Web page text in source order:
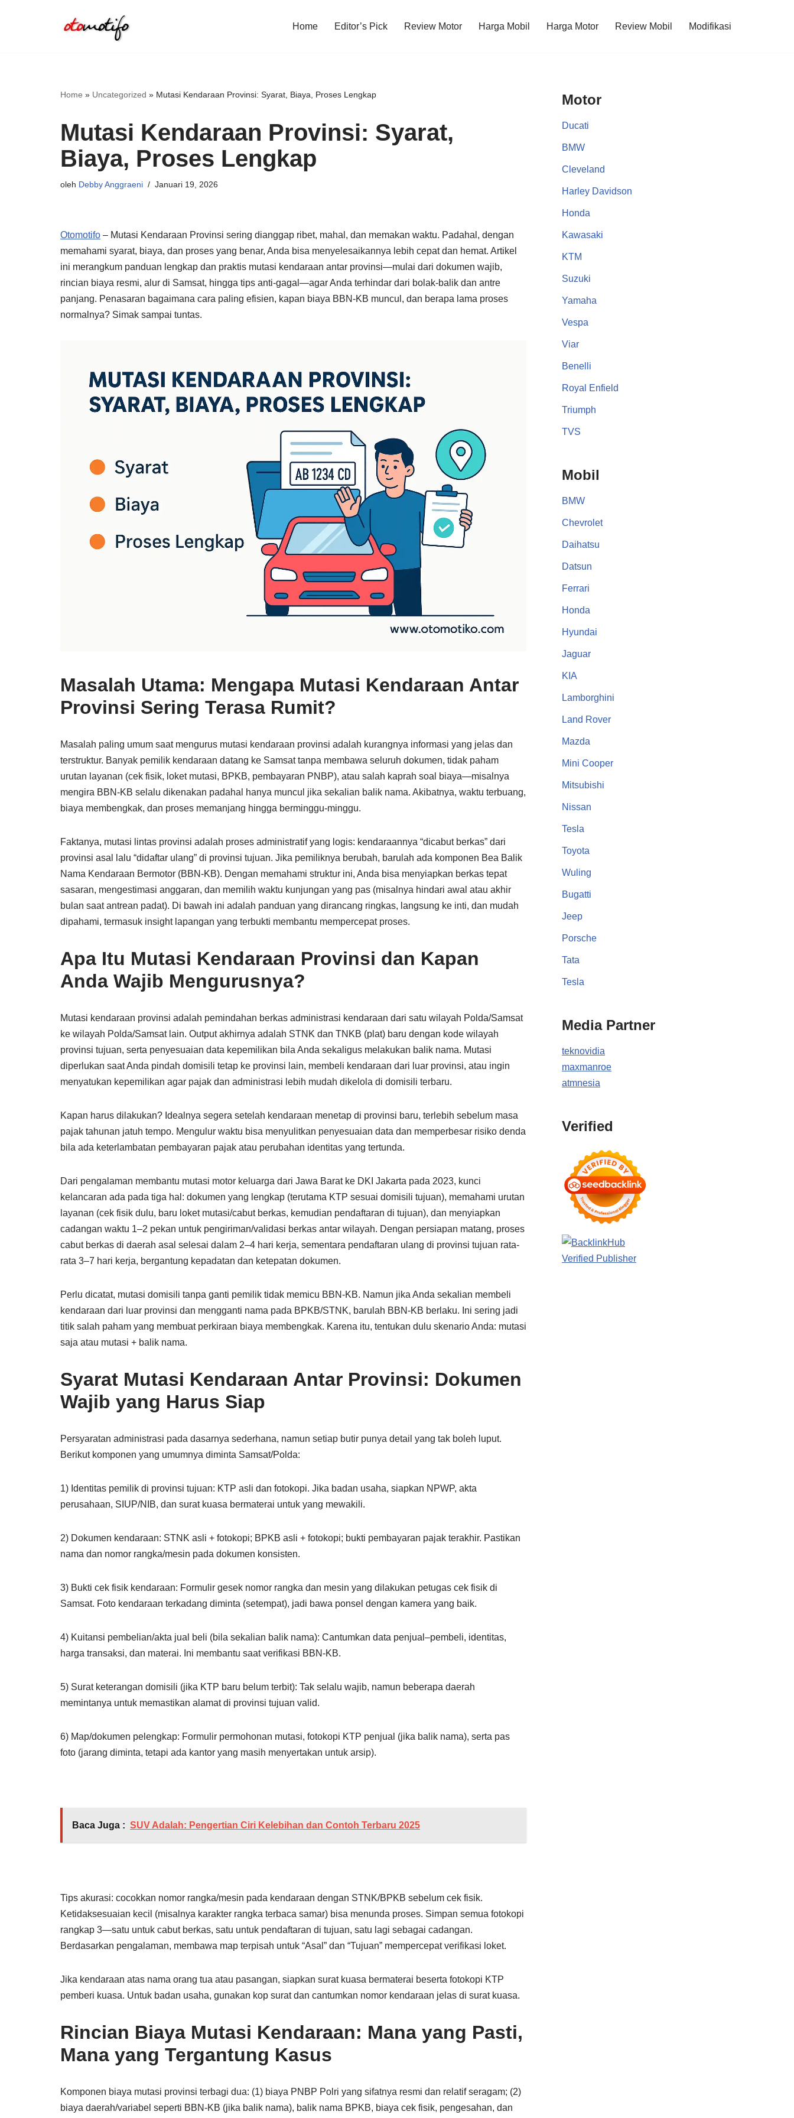
Home Editor’s Pick Review Motor Harga Mobil Harga Motor Review Mobil Modifikasi
Home » Uncategorized » Mutasi Kendaraan Provinsi: Syarat, Biaya, Proses Lengkap
Mutasi Kendaraan Provinsi: Syarat,
Biaya, Proses Lengkap
oleh Debby Anggraeni Januari 19, 2026
Otomotifo – Mutasi Kendaraan Provinsi sering dianggap ribet, mahal, dan memakan waktu. Padahal, dengan
memahami syarat, biaya, dan proses yang benar, Anda bisa menyelesaikannya lebih cepat dan hemat. Artikel
ini merangkum panduan lengkap dan praktis mutasi kendaraan antar provinsi—mulai dari dokumen wajib,
rincian biaya resmi, alur di Samsat, hingga tips anti-gagal—agar Anda terhindar dari bolak-balik dan antre
panjang. Penasaran bagaimana cara paling efisien, kapan biaya BBN-KB muncul, dan berapa lama proses
normalnya? Simak sampai tuntas.
Masalah Utama: Mengapa Mutasi Kendaraan Antar
Provinsi Sering Terasa Rumit?
Masalah paling umum saat mengurus mutasi kendaraan provinsi adalah kurangnya informasi yang jelas dan
terstruktur. Banyak pemilik kendaraan datang ke Samsat tanpa membawa seluruh dokumen, tidak paham
urutan layanan (cek fisik, loket mutasi, BPKB, pembayaran PNBP), atau salah kaprah soal biaya—misalnya
mengira BBN-KB selalu dikenakan padahal hanya muncul jika sekalian balik nama. Akibatnya, waktu terbuang,
biaya membengkak, dan proses memanjang hingga berminggu-minggu.
Faktanya, mutasi lintas provinsi adalah proses administratif yang logis: kendaraannya “dicabut berkas” dari
provinsi asal lalu “didaftar ulang” di provinsi tujuan. Jika pemiliknya berubah, barulah ada komponen Bea Balik
Nama Kendaraan Bermotor (BBN-KB). Dengan memahami struktur ini, Anda bisa menyiapkan berkas tepat
sasaran, mengestimasi anggaran, dan memilih waktu kunjungan yang pas (misalnya hindari awal atau akhir
bulan saat antrean padat). Di bawah ini adalah panduan yang dirancang ringkas, langsung ke inti, dan mudah
dipahami, termasuk insight lapangan yang terbukti membantu mempercepat proses.
Apa Itu Mutasi Kendaraan Provinsi dan Kapan
Anda Wajib Mengurusnya?
Mutasi kendaraan provinsi adalah pemindahan berkas administrasi kendaraan dari satu wilayah Polda/Samsat
ke wilayah Polda/Samsat lain. Output akhirnya adalah STNK dan TNKB (plat) baru dengan kode wilayah
provinsi tujuan, serta penyesuaian data kepemilikan bila Anda sekaligus melakukan balik nama. Mutasi
diperlukan saat Anda pindah domisili tetap ke provinsi lain, membeli kendaraan dari luar provinsi, atau ingin
menyatukan kepemilikan agar pajak dan administrasi lebih mudah dikelola di domisili terbaru.
Kapan harus dilakukan? Idealnya segera setelah kendaraan menetap di provinsi baru, terlebih sebelum masa
pajak tahunan jatuh tempo. Mengulur waktu bisa menyulitkan penyesuaian data dan memperbesar risiko denda
bila ada keterlambatan pembayaran pajak atau perubahan identitas yang tertunda.
Dari pengalaman membantu mutasi motor keluarga dari Jawa Barat ke DKI Jakarta pada 2023, kunci
kelancaran ada pada tiga hal: dokumen yang lengkap (terutama KTP sesuai domisili tujuan), memahami urutan
layanan (cek fisik dulu, baru loket mutasi/cabut berkas, kemudian pendaftaran di tujuan), dan menyiapkan
cadangan waktu 1–2 pekan untuk pengiriman/validasi berkas antar wilayah. Dengan persiapan matang, proses
cabut berkas di daerah asal selesai dalam 2–4 hari kerja, sementara pendaftaran ulang di provinsi tujuan rata-
rata 3–7 hari kerja, bergantung kepadatan dan ketepatan dokumen.
Perlu dicatat, mutasi domisili tanpa ganti pemilik tidak memicu BBN-KB. Namun jika Anda sekalian membeli
kendaraan dari luar provinsi dan mengganti nama pada BPKB/STNK, barulah BBN-KB berlaku. Ini sering jadi
titik salah paham yang membuat perkiraan biaya membengkak. Karena itu, tentukan dulu skenario Anda: mutasi
saja atau mutasi + balik nama.
Syarat Mutasi Kendaraan Antar Provinsi: Dokumen
Wajib yang Harus Siap
Persyaratan administrasi pada dasarnya sederhana, namun setiap butir punya detail yang tak boleh luput.
Berikut komponen yang umumnya diminta Samsat/Polda:
1) Identitas pemilik di provinsi tujuan: KTP asli dan fotokopi. Jika badan usaha, siapkan NPWP, akta
perusahaan, SIUP/NIB, dan surat kuasa bermaterai untuk yang mewakili.
2) Dokumen kendaraan: STNK asli + fotokopi; BPKB asli + fotokopi; bukti pembayaran pajak terakhir. Pastikan
nama dan nomor rangka/mesin pada dokumen konsisten.
3) Bukti cek fisik kendaraan: Formulir gesek nomor rangka dan mesin yang dilakukan petugas cek fisik di
Samsat. Foto kendaraan terkadang diminta (setempat), jadi bawa ponsel dengan kamera yang baik.
4) Kuitansi pembelian/akta jual beli (bila sekalian balik nama): Cantumkan data penjual–pembeli, identitas,
harga transaksi, dan materai. Ini membantu saat verifikasi BBN-KB.
5) Surat keterangan domisili (jika KTP baru belum terbit): Tak selalu wajib, namun beberapa daerah
memintanya untuk memastikan alamat di provinsi tujuan valid.
6) Map/dokumen pelengkap: Formulir permohonan mutasi, fotokopi KTP penjual (jika balik nama), serta pas
foto (jarang diminta, tetapi ada kantor yang masih menyertakan untuk arsip).
Baca Juga : SUV Adalah: Pengertian Ciri Kelebihan dan Contoh Terbaru 2025
Tips akurasi: cocokkan nomor rangka/mesin pada kendaraan dengan STNK/BPKB sebelum cek fisik.
Ketidaksesuaian kecil (misalnya karakter rangka terbaca samar) bisa menunda proses. Simpan semua fotokopi
rangkap 3—satu untuk cabut berkas, satu untuk pendaftaran di tujuan, satu lagi sebagai cadangan.
Berdasarkan pengalaman, membawa map terpisah untuk “Asal” dan “Tujuan” mempercepat verifikasi loket.
Jika kendaraan atas nama orang tua atau pasangan, siapkan surat kuasa bermaterai beserta fotokopi KTP
pemberi kuasa. Untuk badan usaha, gunakan kop surat dan cantumkan nomor kendaraan jelas di surat kuasa.
Rincian Biaya Mutasi Kendaraan: Mana yang Pasti,
Mana yang Tergantung Kasus
Komponen biaya mutasi provinsi terbagi dua: (1) biaya PNBP Polri yang sifatnya resmi dan relatif seragam; (2)
biaya daerah/variabel seperti BBN-KB (jika balik nama), balik nama BPKB, biaya cek fisik, pengesahan, dan
Motor
Ducati
BMW
Cleveland
Harley Davidson
Honda
Kawasaki
KTM
Suzuki
Yamaha
Vespa
Viar
Benelli
Royal Enfield
Triumph
TVS
Mobil
BMW
Chevrolet
Daihatsu
Datsun
Ferrari
Honda
Hyundai
Jaguar
KIA
Lamborghini
Land Rover
Mazda
Mini Cooper
Mitsubishi
Nissan
Tesla
Toyota
Wuling
Bugatti
Jeep
Porsche
Tata
Tesla
Media Partner
teknovidia
maxmanroe
atmnesia
Verified